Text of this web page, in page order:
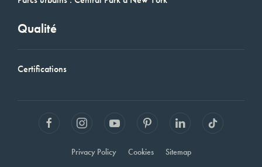
Qualité
Certifications
Privacy Policy Cookies Sitemap